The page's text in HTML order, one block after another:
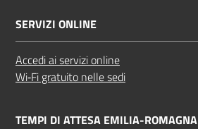
SERVIZI ONLINE
Accedi ai servizi online
Wi‑Fi gratuito nelle sedi
TEMPI DI ATTESA EMILIA-ROMAGNA